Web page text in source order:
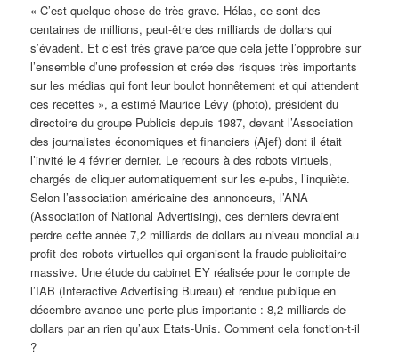
« C’est quelque chose de très grave. Hélas, ce sont des
centaines de millions, peut-être des milliards de dollars qui
s’évadent. Et c’est très grave parce que cela jette l’opprobre sur
l’ensemble d’une profession et crée des risques très importants
sur les médias qui font leur boulot honnêtement et qui attendent
ces recettes », a estimé Maurice Lévy (photo), président du
directoire du groupe Publicis depuis 1987, devant l’Association
des journalistes économiques et financiers (Ajef) dont il était
l’invité le 4 février dernier. Le recours à des robots virtuels,
chargés de cliquer automatiquement sur les e-pubs, l’inquiète.
Selon l’association américaine des annonceurs, l’ANA
(Association of National Advertising), ces derniers devraient
perdre cette année 7,2 milliards de dollars au niveau mondial au
profit des robots virtuelles qui organisent la fraude publicitaire
massive. Une étude du cabinet EY réalisée pour le compte de
l’IAB (Interactive Advertising Bureau) et rendue publique en
décembre avance une perte plus importante : 8,2 milliards de
dollars par an rien qu’aux Etats-Unis. Comment cela fonction-t-il
?